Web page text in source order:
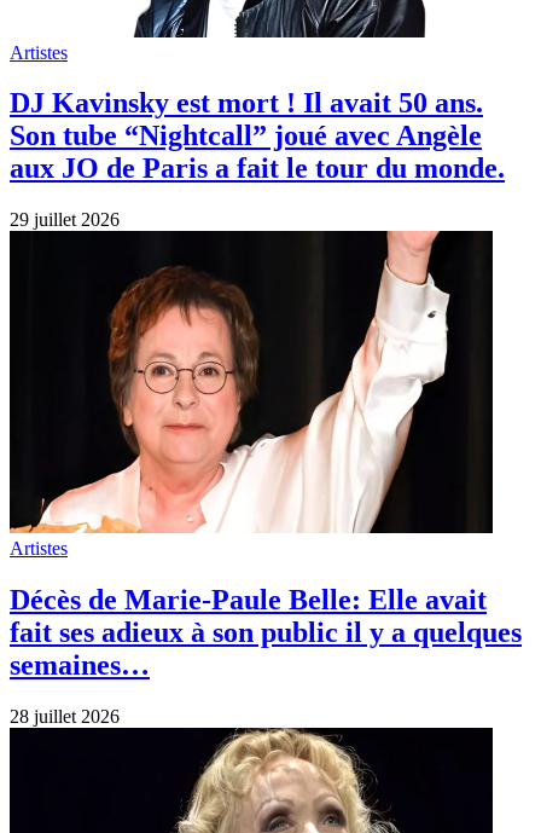
Artistes
DJ Kavinsky est mort ! Il avait 50 ans.
Son tube “Nightcall” joué avec Angèle
aux JO de Paris a fait le tour du monde.
29 juillet 2026
Artistes
Décès de Marie-Paule Belle: Elle avait
fait ses adieux à son public il y a quelques
semaines…
28 juillet 2026